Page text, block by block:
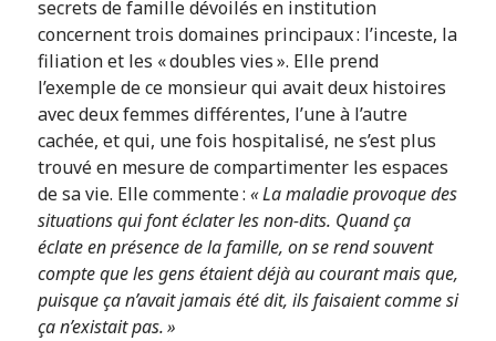
secrets de famille dévoilés en institution
concernent trois domaines principaux : l’inceste, la
filiation et les « doubles vies ». Elle prend
l’exemple de ce monsieur qui avait deux histoires
avec deux femmes différentes, l’une à l’autre
cachée, et qui, une fois hospitalisé, ne s’est plus
trouvé en mesure de compartimenter les espaces
de sa vie. Elle commente : « La maladie provoque des
situations qui font éclater les non-dits. Quand ça
éclate en présence de la famille, on se rend souvent
compte que les gens étaient déjà au courant mais que,
puisque ça n’avait jamais été dit, ils faisaient comme si
ça n’existait pas. »